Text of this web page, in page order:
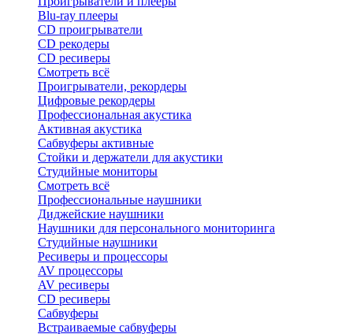
Blu-ray плееры
CD проигрыватели
CD рекодеры
CD ресиверы
Смотреть всё
Проигрыватели, рекордеры
Цифровые рекордеры
Профессиональная акустика
Активная акустика
Сабвуферы активные
Стойки и держатели для акустики
Студийные мониторы
Смотреть всё
Профессиональные наушники
Диджейские наушники
Наушники для персонального мониторинга
Студийные наушники
Ресиверы и процессоры
AV процессоры
AV ресиверы
CD ресиверы
Сабвуферы
Встраиваемые сабвуферы